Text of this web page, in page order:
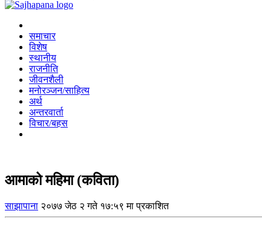
समाचार
विशेष
स्थानीय
राजनीति
जीवनशैली
मनोरञ्जन/साहित्य
अर्थ
अन्तरवार्ता
विचार/बहस
आमाको महिमा (कविता)
साझापाना २०७७ जेठ २ गते १७:५९ मा प्रकाशित